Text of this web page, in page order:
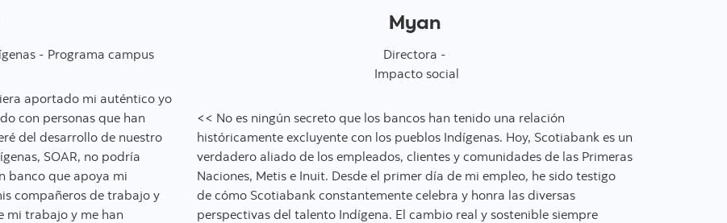
- Programa campus
aportado mi auténtico yo
con personas que han
del desarrollo de nuestro
SOAR, no podría
banco que apoya mi
compañeros de trabajo y
mi trabajo y me han
Myan
Directora -
Impacto social
<< No es ningún secreto que los bancos han tenido una relación
históricamente excluyente con los pueblos Indígenas. Hoy, Scotiabank es un
verdadero aliado de los empleados, clientes y comunidades de las Primeras
Naciones, Metis e Inuit. Desde el primer día de mi empleo, he sido testigo
de cómo Scotiabank constantemente celebra y honra las diversas
perspectivas del talento Indígena. El cambio real y sostenible siempre